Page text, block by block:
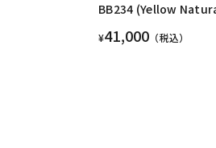
BB234 (Yellow
¥41,000 （税込）